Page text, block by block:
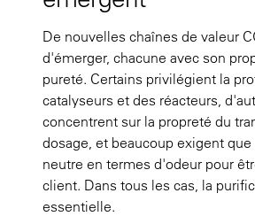
De nouvelles chaînes de valeur
d'émerger, chacune avec son
pureté. Certains privilégient la
catalyseurs et des réacteurs,
concentrent sur la propreté du
dosage, et beaucoup exigent que
neutre en termes d'odeur pour
client. Dans tous les cas, la
essentielle.